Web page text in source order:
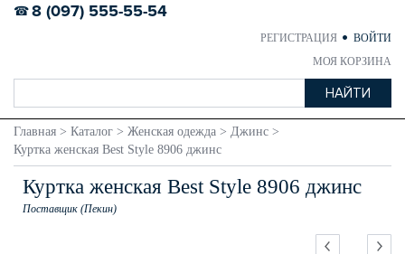
8 (097) 555-55-54
РЕГИСТРАЦИЯ
ВОЙТИ
МОЯ КОРЗИНА
Главная > Каталог > Женская одежда > Джинс >
Куртка женская Best Style 8906 джинс
Куртка женская Best Style 8906 джинс
Поставщик (Пекин)